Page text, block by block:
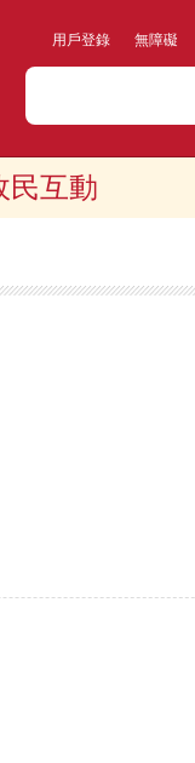
用戶登錄 無障礙
民互動